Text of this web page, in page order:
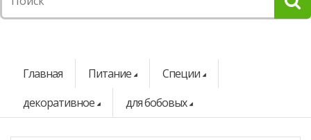
Главная Питание
Специи
декоративное
для бобовых